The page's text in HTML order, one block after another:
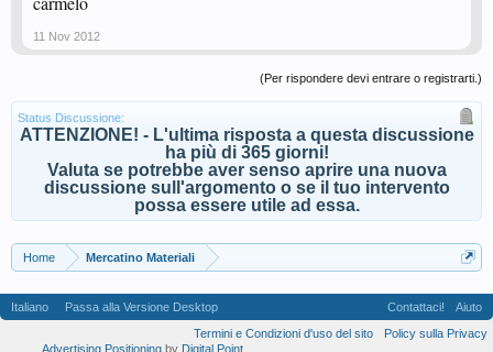
11 Nov 2012
(Per rispondere devi entrare o registrarti.)
Status Discussione:
ATTENZIONE! - L'ultima risposta a questa discussione
ha più di 365 giorni!
Valuta se potrebbe aver senso aprire una nuova
discussione sull'argomento o se il tuo intervento
possa essere utile ad essa.
Home Mercatino Materiali
Italiano Passa alla Versione Desktop Contattaci!
Aiuto
Termini e Condizioni d'uso del sito
Policy sulla Privacy
Advertising Positioningby Digital Point